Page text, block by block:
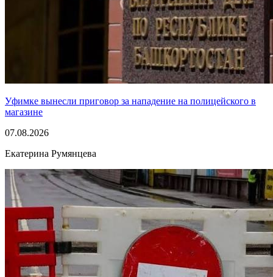
Уфимке вынесли приговор за нападение на полицейского в
магазине
07.08.2026
Екатерина Румянцева